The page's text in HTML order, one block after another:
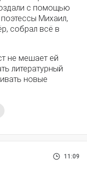
с помощью
Михаил,
собрал всё в
не мешает ей
литературный
новые
11:09